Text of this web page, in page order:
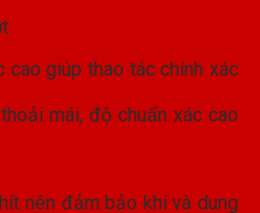
mái, độ chuẩn xác cao
nên đảm bảo khí và dung